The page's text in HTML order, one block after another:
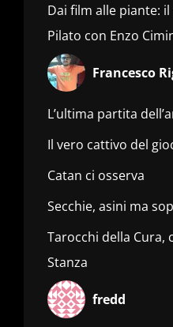
Dai film alle piante:
Pilato con Enzo
Francesco
L’ultima partita
Il vero cattivo del
Catan ci osserva
Secchie, asini ma
Tarocchi della Cura,
Stanza
fredd